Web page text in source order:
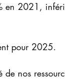
2021,
pour 2025.
nos